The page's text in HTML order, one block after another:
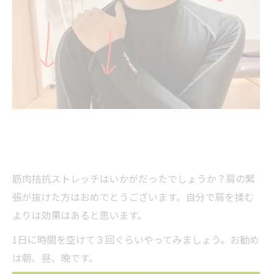
筋肉拮抗ストレッチはいかがだったでしょうか？肩の緊
張が抜けた方はおめでとうございます。自分で肩を揉む
よりは効果はあると思います。
1日に時間を空けて３回ぐらいやってみましょう。お勧め
は朝、昼、晩です。